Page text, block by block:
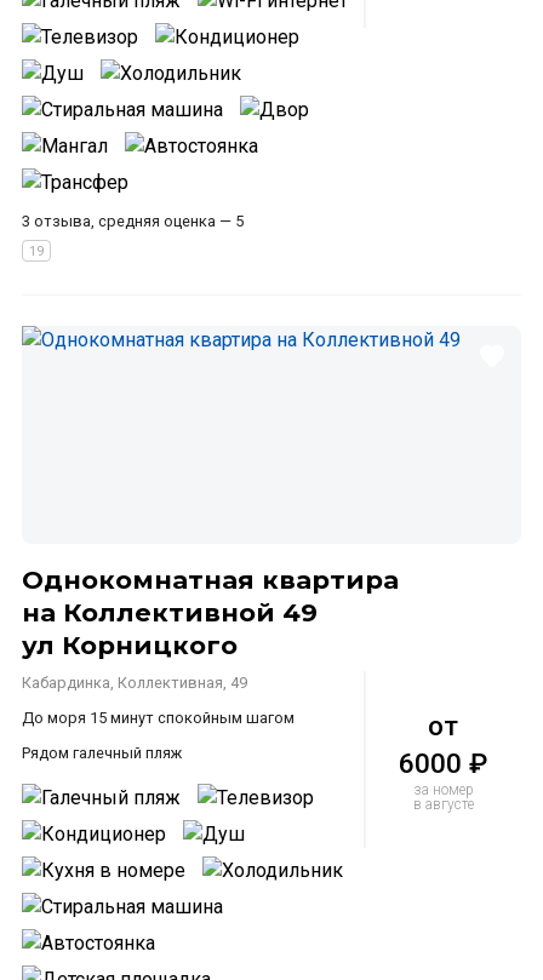
3 отзыва, средняя оценка — 5
Однокомнатная квартира
на Коллективной 49
ул Корницкого
Кабардинка, Коллективная, 49
До моря 15 минут спокойным шагом
Рядом галечный пляж
от
6000 ₽
за номер
в августе